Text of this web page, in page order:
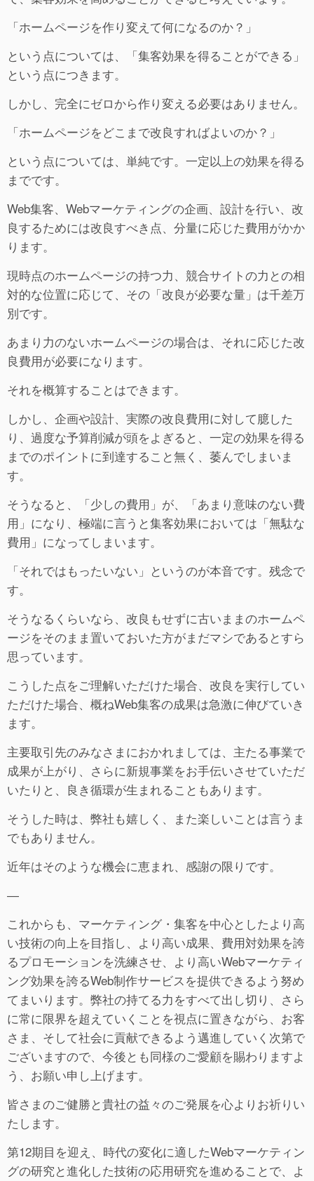
「ホームページを作り変えて何になるのか？」
という点については、「集客効果を得ることができる」
という点につきます。
しかし、完全にゼロから作り変える必要はありません。
「ホームページをどこまで改良すればよいのか？」
という点については、単純です。一定以上の効果を得る
までです。
Web集客、Webマーケティングの企画、設計を行い、改
良するためには改良すべき点、分量に応じた費用がかか
ります。
現時点のホームページの持つ力、競合サイトの力との相
対的な位置に応じて、その「改良が必要な量」は千差万
別です。
あまり力のないホームページの場合は、それに応じた改
良費用が必要になります。
それを概算することはできます。
しかし、企画や設計、実際の改良費用に対して臆した
り、過度な予算削減が頭をよぎると、一定の効果を得る
までのポイントに到達すること無く、萎んでしまいま
す。
そうなると、「少しの費用」が、「あまり意味のない費
用」になり、極端に言うと集客効果においては「無駄な
費用」になってしまいます。
「それではもったいない」というのが本音です。残念で
す。
そうなるくらいなら、改良もせずに古いままのホームペ
ージをそのまま置いておいた方がまだマシであるとすら
思っています。
こうした点をご理解いただけた場合、改良を実行してい
ただけた場合、概ねWeb集客の成果は急激に伸びていき
ます。
主要取引先のみなさまにおかれましては、主たる事業で
成果が上がり、さらに新規事業をお手伝いさせていただ
いたりと、良き循環が生まれることもあります。
そうした時は、弊社も嬉しく、また楽しいことは言うま
でもありません。
近年はそのような機会に恵まれ、感謝の限りです。
―
これからも、マーケティング・集客を中心としたより高
い技術の向上を目指し、より高い成果、費用対効果を誇
るプロモーションを洗練させ、より高いWebマーケティ
ング効果を誇るWeb制作サービスを提供できるよう努め
てまいります。弊社の持てる力をすべて出し切り、さら
に常に限界を超えていくことを視点に置きながら、お客
さま、そして社会に貢献できるよう邁進していく次第で
ございますので、今後とも同様のご愛顧を賜わりますよ
う、お願い申し上げます。
皆さまのご健勝と貴社の益々のご発展を心よりお祈りい
たします。
第12期目を迎え、時代の変化に適したWebマーケティン
グの研究と進化した技術の応用研究を進めることで、よ